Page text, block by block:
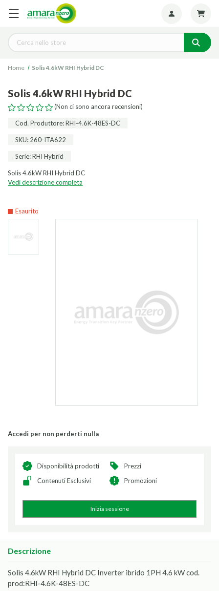
Cerca
Home Solis 4.6kW RHI Hybrid DC
Solis 4.6kW RHI Hybrid DC
(Non ci sono ancora recensioni)
Cod. Produttore: RHI-4.6K-48ES-DC
SKU: 260-ITA622
Serie: RHI Hybrid
Solis 4.6kW RHI Hybrid DC
Vedi descrizione completa
Esaurito
Accedi per non perderti nulla
Disponibilità prodotti
Prezzi
Contenuti Esclusivi
Promozioni
Inizia sessione
Descrizione
Solis 4.6kW RHI Hybrid DC Inverter ibrido 1PH 4.6 kW cod.
prod:RHI-4.6K-48ES-DC